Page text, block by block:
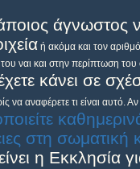
άγνωστος
ή ακόμα και τον
ναι και στην περίπτωση του
κάνει σε
να αναφέρετε τι είναι αυτό.
στη σωματική
η Εκκλησία